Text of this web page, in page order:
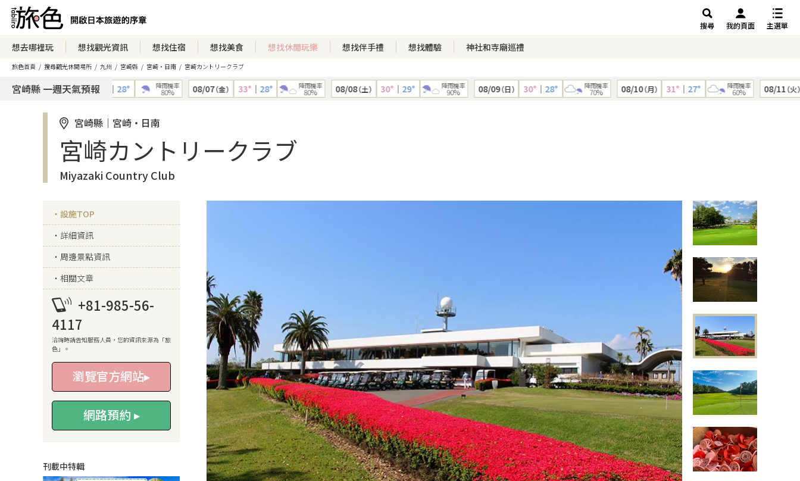
搜尋 我的頁面 主選單
想去哪裡玩 想找觀光資訊 想找住宿 想找美食 想找休閒玩樂 想找伴手禮 想找體驗 神社和寺廟巡禮
旅色首頁 搜尋觀光休閒場所 九州 宮崎縣 宮崎・日南 宮崎カントリークラブ
宮崎縣 一週天氣預報
雨機率
40% 08/06（木） 32°｜ 28° 降雨機率
80% 08/07（金） 33° ｜28° 降雨機率
80% 08/08（土） 30° ｜29° 降雨機率
90% 08/09（日） 30° ｜28° 降雨機率
70% 08/10（月） 31° ｜27° 降雨機率
60% 08/11（火）
宮崎縣｜宮崎・日南
宮崎カントリークラブ
Miyazaki Country Club
設施TOP
詳細資訊
周邊景點資訊
相關文章
+81-985-56-
4117
洽詢時請告知服務人員，您的資訊來源為「旅
色」。
瀏覽官方網站▸
網路預約 ▸
刊載中特輯